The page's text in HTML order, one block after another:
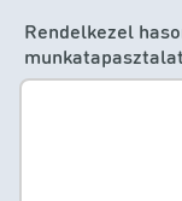
Rendelkezel